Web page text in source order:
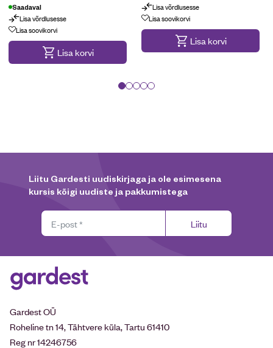
Saadaval
Lisa võrdlusesse
Lisa soovikorvi
Lisa korvi
Lisa võrdlusesse
Lisa soovikorvi
Lisa korvi
Liitu Gardesti uudiskirjaga ja ole esimesena
kursis kõigi uudiste ja pakkumistega
Liitu
Gardest OÜ
Roheline tn 14, Tähtvere küla, Tartu 61410
Reg nr 14246756